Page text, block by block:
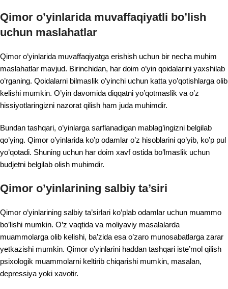
Qimor o’yinlarida muvaffaqiyatli bo’lish
uchun maslahatlar
Qimor o’yinlarida muvaffaqiyatga erishish uchun bir necha muhim
maslahatlar mavjud. Birinchidan, har doim o’yin qoidalarini yaxshilab
o’rganing. Qoidalarni bilmaslik o’yinchi uchun katta yo’qotishlarga olib
kelishi mumkin. O’yin davomida diqqatni yo’qotmaslik va o’z
hissiyotlaringizni nazorat qilish ham juda muhimdir.
Bundan tashqari, o’yinlarga sarflanadigan mablag’ingizni belgilab
qo’ying. Qimor o’yinlarida ko’p odamlar o’z hisoblarini qo’yib, ko’p pul
yo’qotadi. Shuning uchun har doim xavf ostida bo’lmaslik uchun
budjetni belgilab olish muhimdir.
Qimor o’yinlarining salbiy ta’siri
Qimor o’yinlarining salbiy ta’sirlari ko’plab odamlar uchun muammo
bo’lishi mumkin. O’z vaqtida va moliyaviy masalalarda
muammolarga olib kelishi, ba’zida esa o’zaro munosabatlarga zarar
yetkazishi mumkin. Qimor o’yinlarini haddan tashqari iste’mol qilish
psixologik muammolarni keltirib chiqarishi mumkin, masalan,
depressiya yoki xavotir.